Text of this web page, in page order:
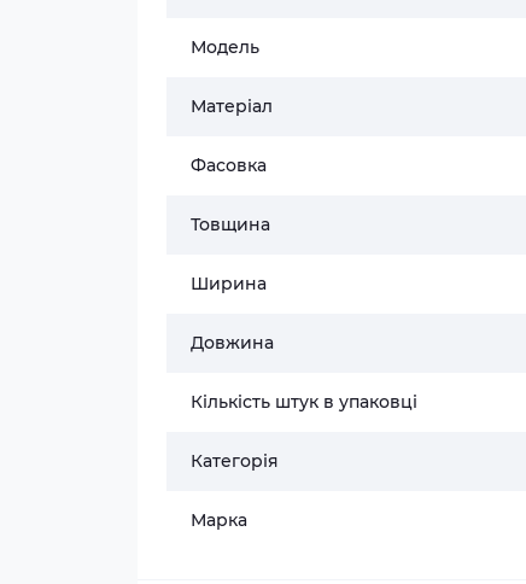
Модель
Матеріал
Фасовка
Товщина
Ширина
Довжина
Кількість штук в упаковці
Категорія
Марка